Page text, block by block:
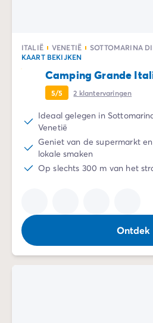
ITALIË VENETIË SOTTOMARINA
KAART BEKIJKEN
Camping Grande
5/5 2 klantervaringen
Ideaal gelegen in
Venetië
Geniet van de supermarkt
lokale smaken
Op slechts 300 m van het
Ontdek